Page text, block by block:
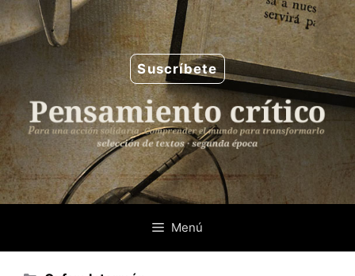
Saltar
al
contenido
Suscríbete
Menú